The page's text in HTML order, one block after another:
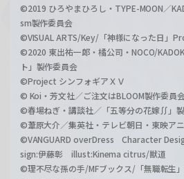
©2019 ひろやまひろし・TYPE-MOON／
sm製作委員会
©VISUAL ARTS/Key/「神様になった日」
©2020 東出祐一郎・橘公司・NOCO/
ト」製作委員会
©Project シンフォギアＸＶ
© Koi・芳文社／ご注文はBLOOM製作委員
©春場ねぎ・講談社／「五等分の花嫁∬」製
©葦原大介／集英社・テレビ朝日・東映ア
©VANGUARD overDress Character
sign:伊藤彰 illust:Kinema citrus/獣道
©理不尽な孫の手/MFブックス/「無職転生